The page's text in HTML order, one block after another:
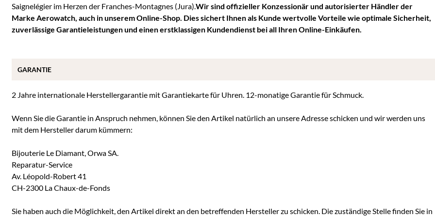
Saignelégier im Herzen der Franches-Montagnes (Jura).Wir sind offizieller Konzessionär und autorisierter Händler der
Marke Aerowatch, auch in unserem Online-Shop. Dies sichert Ihnen als Kunde wertvolle Vorteile wie optimale Sicherheit,
zuverlässige Garantieleistungen und einen erstklassigen Kundendienst bei all Ihren Online-Einkäufen.
2 Jahre internationale Herstellergarantie mit Garantiekarte für Uhren. 12-monatige Garantie für Schmuck.
Wenn Sie die Garantie in Anspruch nehmen, können Sie den Artikel natürlich an unsere Adresse schicken und wir werden uns
mit dem Hersteller darum kümmern:
Bijouterie Le Diamant, Orwa SA.
Reparatur-Service
Av. Léopold-Robert 41
CH-2300 La Chaux-de-Fonds
Sie haben auch die Möglichkeit, den Artikel direkt an den betreffenden Hersteller zu schicken. Die zuständige Stelle finden Sie in
GARANTIE